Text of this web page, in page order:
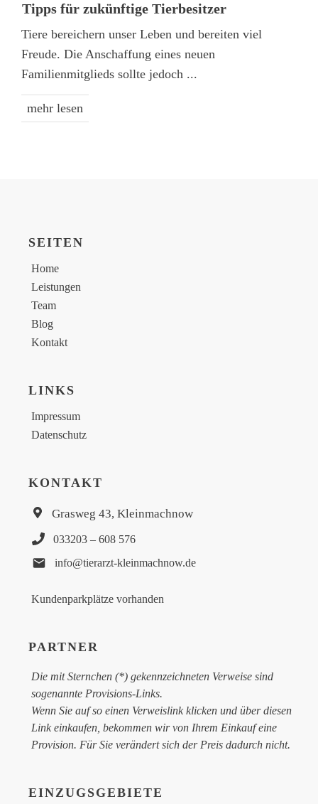
Tipps für zukünftige Tierbesitzer
Tiere bereichern unser Leben und bereiten viel
Freude. Die Anschaffung eines neuen
Familienmitglieds sollte jedoch ...
mehr lesen
SEITEN
Home
Leistungen
Team
Blog
Kontakt
LINKS
Impressum
Datenschutz
KONTAKT
Grasweg 43, Kleinmachnow
033203 – 608 576
info@tierarzt-kleinmachnow.de
Kundenparkplätze vorhanden
PARTNER
Die mit Sternchen (*) gekennzeichneten Verweise sind
sogenannte Provisions-Links.
Wenn Sie auf so einen Verweislink klicken und über diesen
Link einkaufen, bekommen wir von Ihrem Einkauf eine
Provision. Für Sie verändert sich der Preis dadurch nicht.
EINZUGSGEBIETE